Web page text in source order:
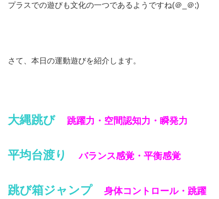
プラスでの遊びも文化の一つであるようですね(＠_＠;)
さて、本日の運動遊びを紹介します。
大縄跳び 跳躍力・空間認知力・瞬発力
平均台渡りバランス感覚・平衡感覚
跳び箱ジャンプ 身体コントロール・跳躍